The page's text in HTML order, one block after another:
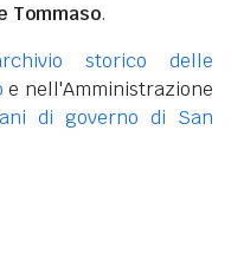
Tommaso.
storico delle
e nell'Amministrazione
di governo di San